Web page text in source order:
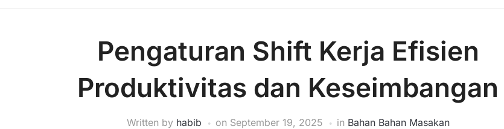
Pengaturan Shift Kerja Efisien
Produktivitas dan Keseimbangan
Written by habib on September 19, 2025 in Bahan Bahan Masakan